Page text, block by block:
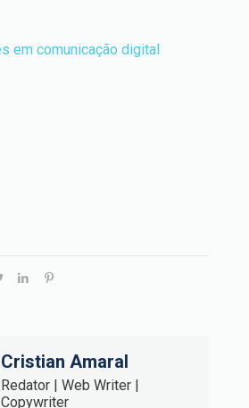
Cristian Amaral
Redator | Web Writer |
Copywriter